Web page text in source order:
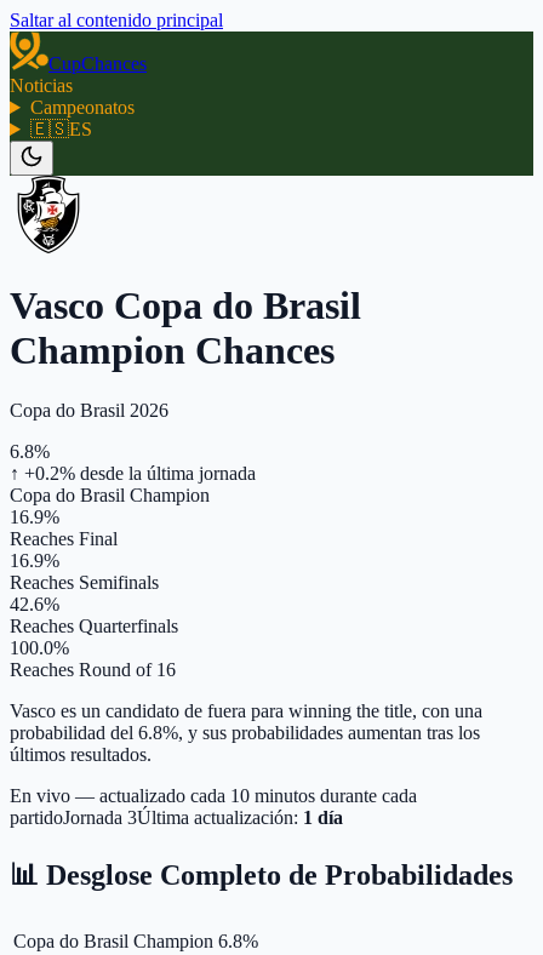
Saltar al contenido principal
CupChances
Noticias
Campeonatos
🇪🇸ES
Vasco Copa do Brasil
Champion Chances
Copa do Brasil 2026
6.8%
↑ +0.2% desde la última jornada
Copa do Brasil Champion
16.9%
Reaches Final
16.9%
Reaches Semifinals
42.6%
Reaches Quarterfinals
100.0%
Reaches Round of 16
Vasco es un candidato de fuera para winning the title, con una
probabilidad del 6.8%, y sus probabilidades aumentan tras los
últimos resultados.
En vivo — actualizado cada 10 minutos durante cada
partidoJornada 3Última actualización: 1 día
📊 Desglose Completo de Probabilidades
Copa do Brasil Champion 6.8%